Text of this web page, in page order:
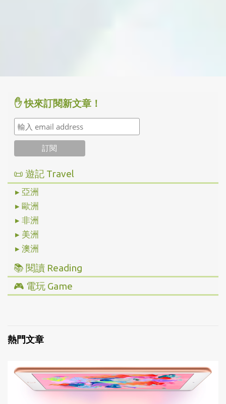
✋ 快來訂閱新文章！
📜 遊記 Travel
▸ 亞洲
▸ 歐洲
▸ 非洲
▸ 美洲
▸ 澳洲
📚 閱讀 Reading
▸ 投資理財
▸ 藝術設計
🎮 電玩 Game
熱門文章